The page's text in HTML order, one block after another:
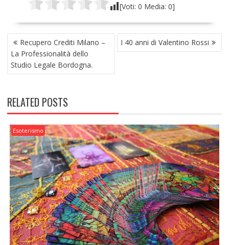
[Voti: 0 Media: 0]
NAVIGAZIONE
ARTICOLI
Recupero Crediti Milano –
La Professionalità dello
Studio Legale Bordogna.
I 40 anni di Valentino Rossi
RELATED POSTS
Esoterismo